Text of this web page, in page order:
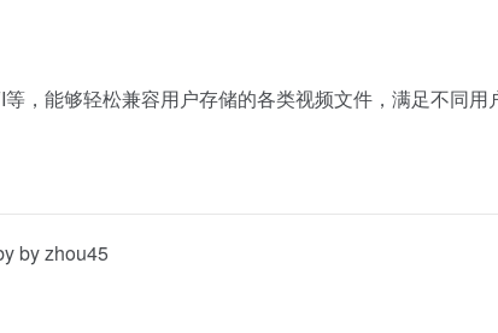
，能够轻松兼容用户存储的各类视频文件，满足不同
by zhou45